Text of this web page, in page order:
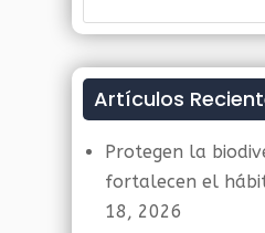
Artículos
Protegen la
fortalecen el
18, 2026